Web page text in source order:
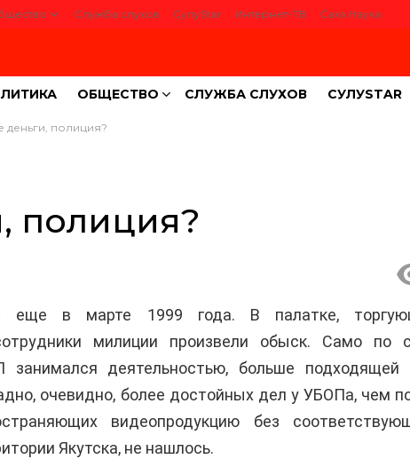
Служба слухов СулуStar Интернет-ТВ Саха Наука
ОБЩЕСТВО СЛУЖБА СЛУХОВ СУЛУSTAR
деньги, полиция?
полиция?
еще в марте 1999 года. В палатке,
милиции произвели обыск. Само по
занимался деятельностью, больше подходящей
очевидно, более достойных дел у УБОПа, чем
видеопродукцию без
Якутска, не нашлось.